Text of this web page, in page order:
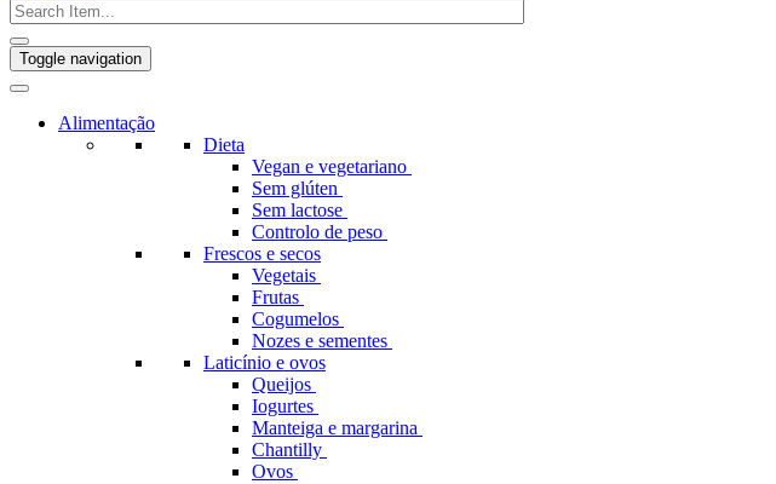
Toggle navigation
Alimentação
Dieta
Vegan e vegetariano
Sem glúten
Sem lactose
Controlo de peso
Frescos e secos
Vegetais
Frutas
Cogumelos
Nozes e sementes
Laticínio e ovos
Queijos
Iogurtes
Manteiga e margarina
Chantilly
Ovos